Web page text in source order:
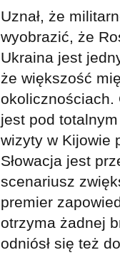
Uznał, że
wyobrazić, że
Ukraina jest
że większość
okolicznościach.
jest pod
wizyty w Kijowie
Słowacja jest
scenariusz
premier
otrzyma żadnej
odniósł się też